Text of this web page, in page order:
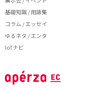
基礎知識 / 用語集
コラム / エッセイ
ゆるネタ / エンタ
IoTナビ